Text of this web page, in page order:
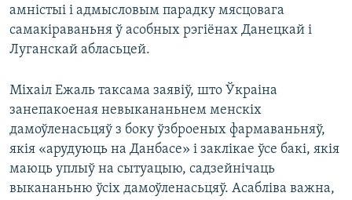
амністыі і адмысловым парадку мясцовага
самакіраваньня ў асобных рэгіёнах Данецкай і
Луганскай абласьцей.
Міхаіл Ежаль таксама заявіў, што Ўкраіна
занепакоеная невыкананьнем менскіх
дамоўленасьцяў з боку ўзброеных фармаваньняў,
якія «арудуюць на Данбасе» і заклікае ўсе бакі, якія
маюць уплыў на сытуацыю, садзейнічаць
выкананьню ўсіх дамоўленасьцяў. Асабліва важна,